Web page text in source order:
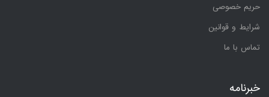
حریم خصوصی
شرایط و قوانین
تماس با ما
خبرنامه